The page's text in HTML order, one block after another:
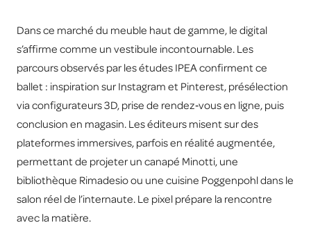
Dans ce marché du meuble haut de gamme, le digital
s’affirme comme un vestibule incontournable. Les
parcours observés par les études IPEA confirment ce
ballet : inspiration sur Instagram et Pinterest, présélection
via configurateurs 3D, prise de rendez‑vous en ligne, puis
conclusion en magasin. Les éditeurs misent sur des
plateformes immersives, parfois en réalité augmentée,
permettant de projeter un canapé Minotti, une
bibliothèque Rimadesio ou une cuisine Poggenpohl dans le
salon réel de l’internaute. Le pixel prépare la rencontre
avec la matière.